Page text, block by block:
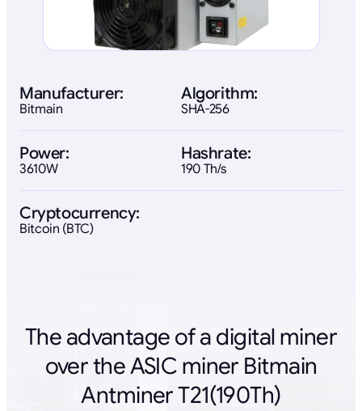
Manufacturer:
Bitmain
Algorithm:
SHA-256
Power:
3610W
Hashrate:
190 Th/s
Cryptocurrency:
Bitcoin (BTC)
The advantage of a digital miner
over the ASIC miner Bitmain
Antminer T21(190Th)